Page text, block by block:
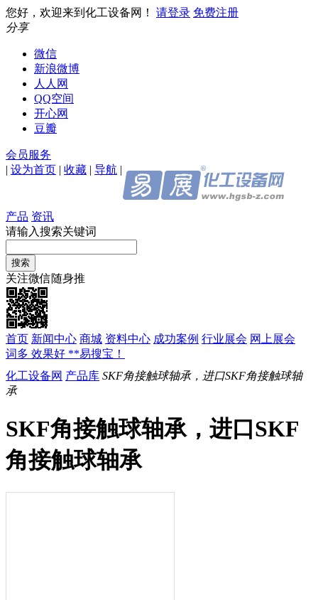
您好，欢迎来到化工设备网！ 请登录 免费注册
分享
微信
新浪微博
人人网
QQ空间
开心网
豆瓣
会员服务
| 设为首页 | 收藏 | 导航 |
产品 资讯
请输入搜索关键词
关注微信随身推
首页 新闻中心 商城 资料中心 成功案例 行业展会 网上展会
词多 效果好 **易搜宝！
化工设备网 产品库 SKF角接触球轴承，进口SKF角接触球轴
承
SKF角接触球轴承，进口SKF
角接触球轴承